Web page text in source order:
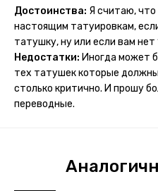
вообще слазили, вот недавно
через сутки проявился и все
потому что у меня ещё очень
татуировок(
Достоинства: Я считаю, что
настоящим татуировкам,
татушку, ну или если вам
Недостатки: Иногда может
тех татушек которые
столько критично. И прошу
переводные.